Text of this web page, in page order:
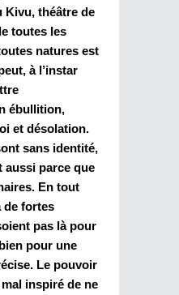
Kivu, théâtre de
toutes les
natures est
à l’instar
ébullition,
et désolation.
sans identité,
aussi parce que
En tout
de fortes
pas là pour
pour une
Le pouvoir
inspiré de ne